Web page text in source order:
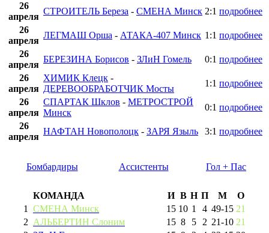
26
апреля
СТРОИТЕЛЬ Береза - СМЕНА Минск 2:1 подробнее
26
апреля
ЛЕГМАШ Орша - АТАКА-407 Минск 1:1 подробнее
26
апреля
БЕРЕЗИНА Борисов - ЗЛиН Гомель 0:1 подробнее
26
апреля
ХИМИК Клецк -
ДЕРЕВООБРАБОТЧИК Мосты
1:1 подробнее
26
апреля
СПАРТАК Шклов - МЕТРОСТРОЙ
Минск
0:1 подробнее
26
апреля
НАФТАН Новополоцк - ЗАРЯ Языль 3:1 подробнее
Бомбардиры Ассистенты Гол + Пас
КОМАНДА И В Н П М
О
1
СМЕНА Минск 15 10 1 4 49-15 21
2 АЛЬБЕРТИН Слоним 15 8 5 2 21-10 21